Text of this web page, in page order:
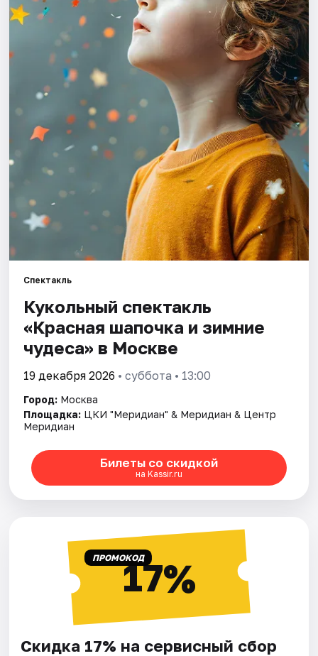
Площадки
Артисты
Рейтинги
Спектакль
Кукольный спектакль
«Красная шапочка и зимние
чудеса» в Москве
19 декабря 2026 • суббота • 13:00
Город: Москва
Площадка: ЦКИ "Меридиан" & Меридиан & Центр
Меридиан
Билеты со скидкой
на Kassir.ru
ПРОМОКОД17%
Скидка 17% на сервисный сбор